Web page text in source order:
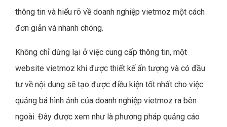
thông tin và hiểu rõ về doanh nghiệp vietmoz một cách
đơn giản và nhanh chóng.
Không chỉ dừng lại ở việc cung cấp thông tin, một
website vietmoz khi được thiết kế ấn tượng và có đầu
tư về nội dung sẽ tạo được điều kiện tốt nhất cho việc
quảng bá hình ảnh của doanh nghiệp vietmoz ra bên
ngoài. Đây được xem như là phương pháp quảng cáo